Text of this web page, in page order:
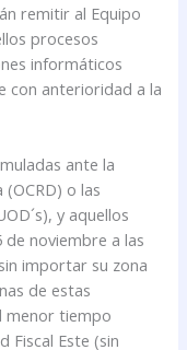
remitir al Equipo
procesos
informáticos
con anterioridad a la
ante la
o las
y aquellos
noviembre a las
importar su zona
de estas
menor tiempo
Fiscal Este (sin